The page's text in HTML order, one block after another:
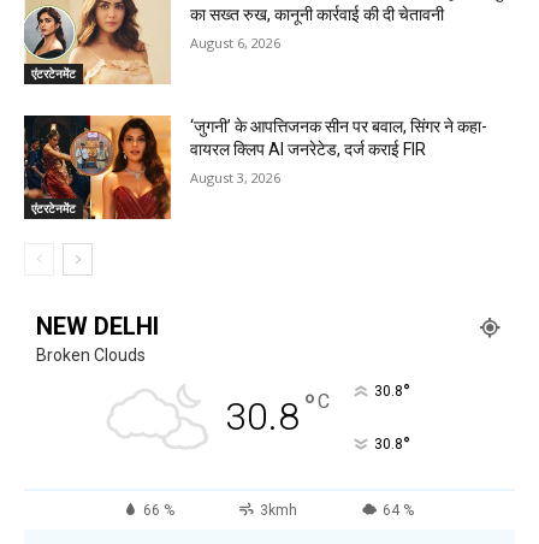
एंटरटेनमेंट
का सख्त रुख, कानूनी कार्रवाई की दी चेतावनी
August 6, 2026
एंटरटेनमेंट
‘जुगनी’ के आपत्तिजनक सीन पर बवाल, सिंगर ने कहा-
वायरल क्लिप AI जनरेटेड, दर्ज कराई FIR
August 3, 2026
NEW DELHI
Broken Clouds
30.8°C 30.8°
30.8°
66 % 3kmh 64 %